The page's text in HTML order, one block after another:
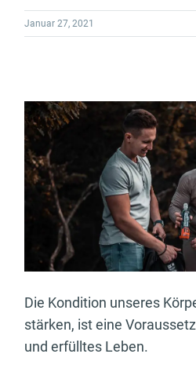
Januar 27, 2021
Die Kondition unseres
stärken, ist eine
und erfülltes Leben.